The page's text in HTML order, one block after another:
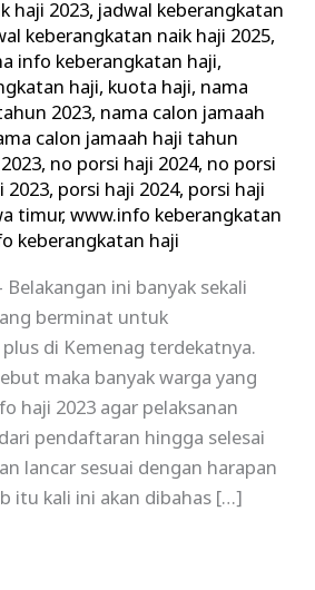
haji 2023, jadwal keberangkatan
keberangkatan naik haji 2025,
info keberangkatan haji,
haji, kuota haji, nama
2023, nama calon jamaah
calon jamaah haji tahun
, no porsi haji 2024, no porsi
2023, porsi haji 2024, porsi haji
timur,www.info keberangkatan
keberangkatan haji
ini banyak sekali
berminat untuk
di Kemenag terdekatnya.
maka banyak warga yang
haji 2023 agar pelaksanan
pendaftaran hingga selesai
lancar sesuai dengan harapan
itu kali ini akan dibahas […]